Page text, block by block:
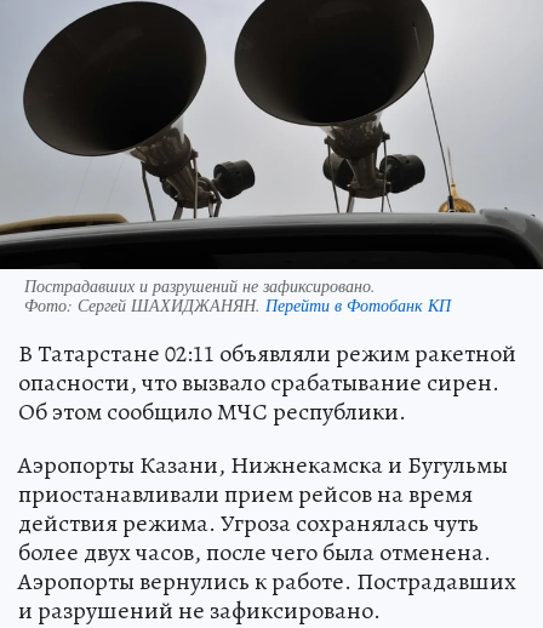
Пострадавших и разрушений не зафиксировано.
Фото: Сергей ШАХИДЖАНЯН. Перейти в Фотобанк КП
В Татарстане 02:11 объявляли режим ракетной
опасности, что вызвало срабатывание сирен.
Об этом сообщило МЧС республики.
Аэропорты Казани, Нижнекамска и Бугульмы
приостанавливали прием рейсов на время
действия режима. Угроза сохранялась чуть
более двух часов, после чего была отменена.
Аэропорты вернулись к работе. Пострадавших
и разрушений не зафиксировано.